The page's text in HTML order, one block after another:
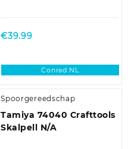
€39.99
Conrad NL
Spoorgereedschap
Tamiya 74040 Crafttools
Skalpell N/A